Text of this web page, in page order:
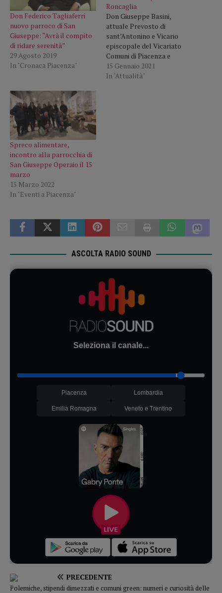
Don Federico Tagliaferri
nuovo parroco di San
Giuseppe: “Avrà il compito
di ridare serenità”
29 Agosto 2019
In "Cronaca Piacenza"
Roncaglia
Don Giuseppe Basini,
attuale Prevosto di
sant’Antonino e Vicario
episcopale del Vicariato
Comuni di Piacenza e
Gossolengo, è il nuovo
amministratore
15 Gennaio 2021
In "Attualità"
Spreco alimentare,
incontro alla parrocchia di
San Giuseppe Operaio il 15
marzo
15 Marzo 2022
In "Eventi a Piacenza"
ASCOLTA RADIO SOUND
Seleziona il canale...
Piacenza Lombardia
Emilia Romagna Veneto e Trentino
PRECEDENTE
Polemiche, stipendi dimezzati e comuni green: numeri e curiosità delle